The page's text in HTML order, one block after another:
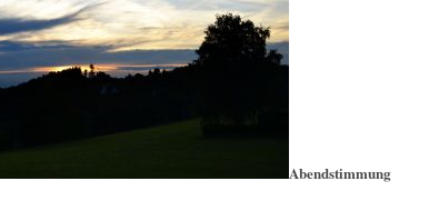
Abendstimmung